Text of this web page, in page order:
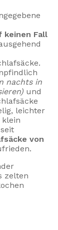
keinen Fall
nachts in
und
leichter
klein
von